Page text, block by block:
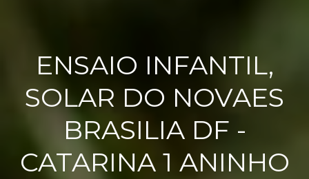
ENSAIO INFANTIL,
SOLAR DO NOVAES
BRASILIA DF -
CATARINA 1 ANINHO